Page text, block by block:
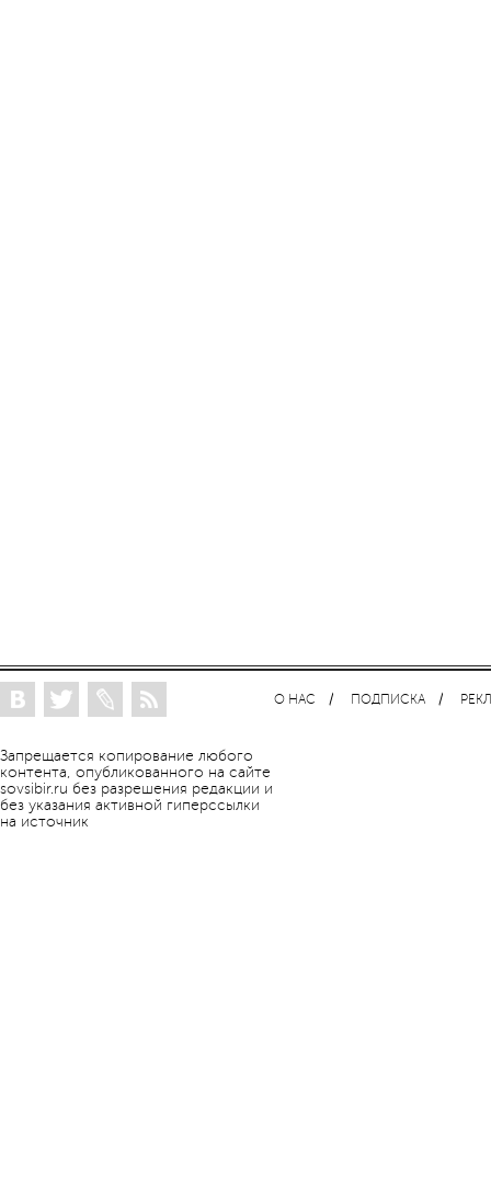
Запрещается копирование любого
контента, опубликованного на сайте
sovsibir.ru без разрешения редакции и
без указания активной гиперссылки
на источник
О НАС ПОДПИСКА